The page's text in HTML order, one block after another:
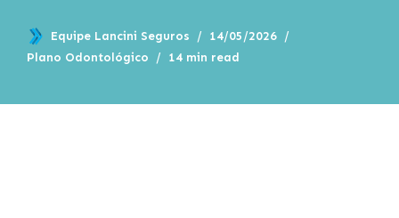
Equipe Lancini Seguros
14/05/2026
Plano Odontológico
14 min read